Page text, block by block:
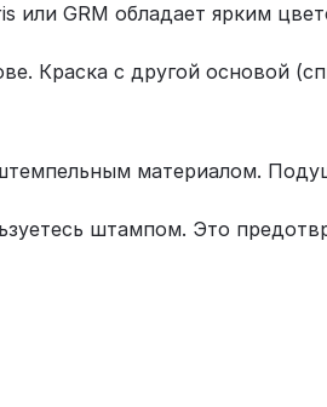
или GRM обладает ярким
Краска с другой основой
материалом.
штампом. Это